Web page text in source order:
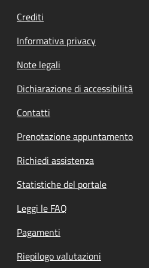
Crediti
Informativa privacy
Note legali
Dichiarazione di accessibilità
Contatti
Prenotazione appuntamento
Richiedi assistenza
Statistiche del portale
Leggi le FAQ
Pagamenti
Riepilogo valutazioni